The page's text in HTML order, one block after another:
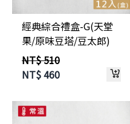
經典綜合禮盒-G(天堂
果/原味豆塔/豆太郎)
NT$ 510
NT$460